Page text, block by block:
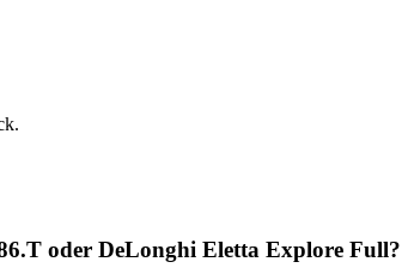
oder DeLonghi Eletta Explore Full?